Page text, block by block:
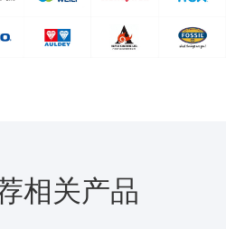
相关产品